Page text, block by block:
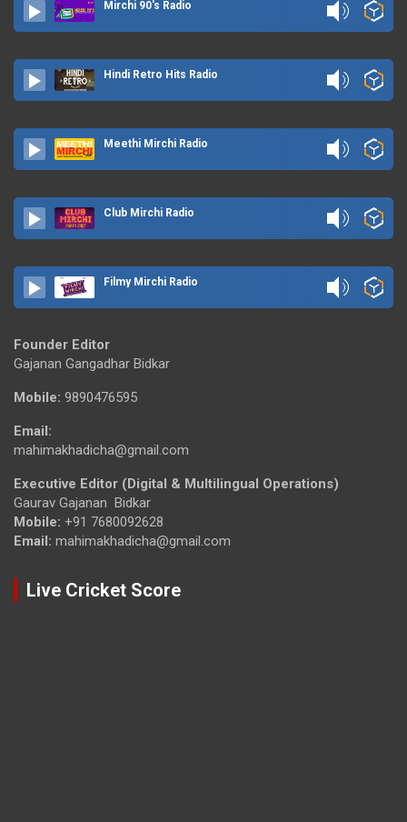
Mirchi 90's Radio
Hindi Retro Hits Radio
Meethi Mirchi Radio
Club Mirchi Radio
Filmy Mirchi Radio
Founder Editor
Gajanan Gangadhar Bidkar
Mobile: 9890476595
Email:
mahimakhadicha@gmail.com
Executive Editor (Digital & Multilingual Operations)
Gaurav Gajanan Bidkar
Mobile: +91 7680092628
Email: mahimakhadicha@gmail.com
Live Cricket Score